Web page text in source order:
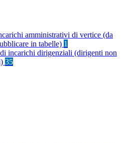
amministrativi di vertice (da
in tabelle) 1
incarichi dirigenziali (dirigenti non
35